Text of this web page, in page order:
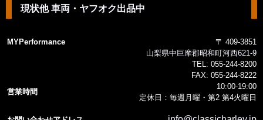
現状他 車両・ヤフオク出品中
MYPerformance
〒 409-3851
山梨県中巨摩郡昭和町河西621-9
TEL: 055-244-8200
FAX: 055-244-8222
営業時間
10:00-19:00
定休日：毎週月曜・第2 第4火曜日